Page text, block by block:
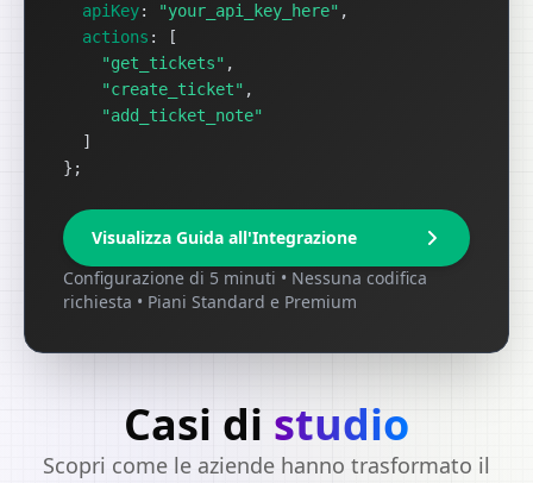
apiKey: "your_api_key_here" ,
actions : [
"get_tickets" ,
"create_ticket" ,
"add_ticket_note"
]
};
Visualizza Guida all'Integrazione
Configurazione di 5 minuti • Nessuna codifica
richiesta • Piani Standard e Premium
Casi di studio
Scopri come le aziende hanno trasformato il